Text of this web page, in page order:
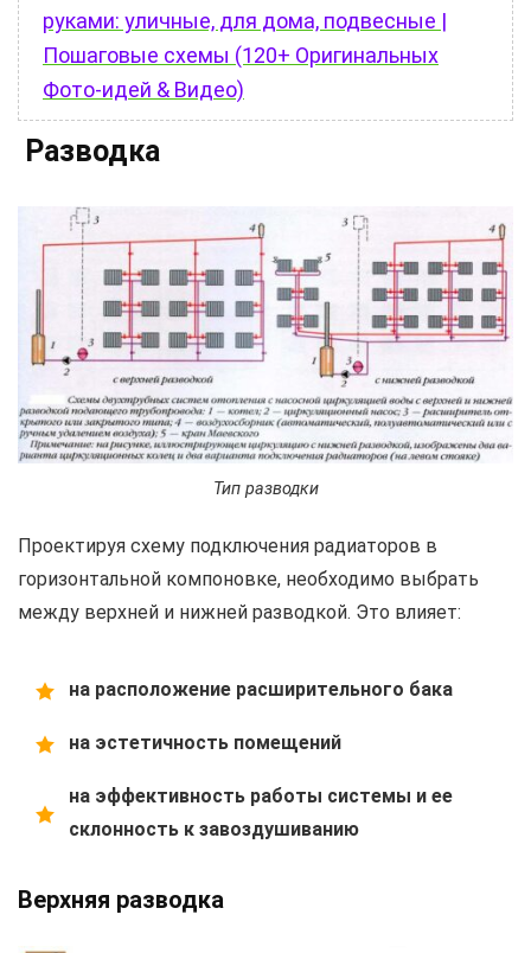
руками: уличные, для дома, подвесные |
Пошаговые схемы (120+ Оригинальных
Фото-идей & Видео)
Разводка
Тип разводки
Проектируя схему подключения радиаторов в
горизонтальной компоновке, необходимо выбрать
между верхней и нижней разводкой. Это влияет:
на расположение расширительного бака
на эстетичность помещений
на эффективность работы системы и ее
склонность к завоздушиванию
Верхняя разводка